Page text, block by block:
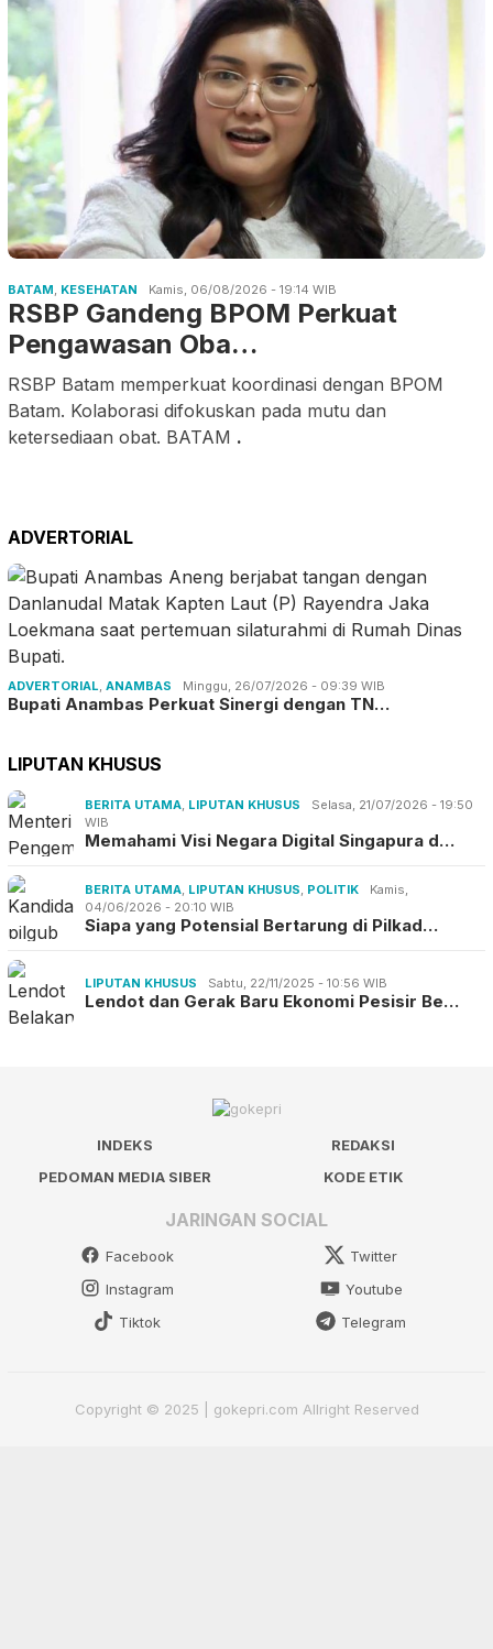
BATAM, KESEHATAN Kamis, 06/08/2026 - 19:14 WIB
RSBP Gandeng BPOM Perkuat
Pengawasan Oba…
RSBP Batam memperkuat koordinasi dengan BPOM
Batam. Kolaborasi difokuskan pada mutu dan
ketersediaan obat. BATAM .
ADVERTORIAL
ADVERTORIAL, ANAMBAS Minggu, 26/07/2026 - 09:39 WIB
Bupati Anambas Perkuat Sinergi dengan TN…
LIPUTAN KHUSUS
BERITA UTAMA, LIPUTAN KHUSUS
Selasa, 21/07/2026 - 19:50
WIB
Memahami Visi Negara Digital Singapura d…
BERITA UTAMA, LIPUTAN KHUSUS, POLITIK
Kamis,
04/06/2026 - 20:10 WIB
Siapa yang Potensial Bertarung di Pilkad…
LIPUTAN KHUSUS Sabtu, 22/11/2025 - 10:56 WIB
Lendot dan Gerak Baru Ekonomi Pesisir Be…
INDEKS
REDAKSI
PEDOMAN MEDIA SIBER
KODE ETIK
JARINGAN SOCIAL
Facebook
Twitter
Instagram
Youtube
Tiktok
Telegram
Copyright © 2025 | gokepri.com Allright Reserved